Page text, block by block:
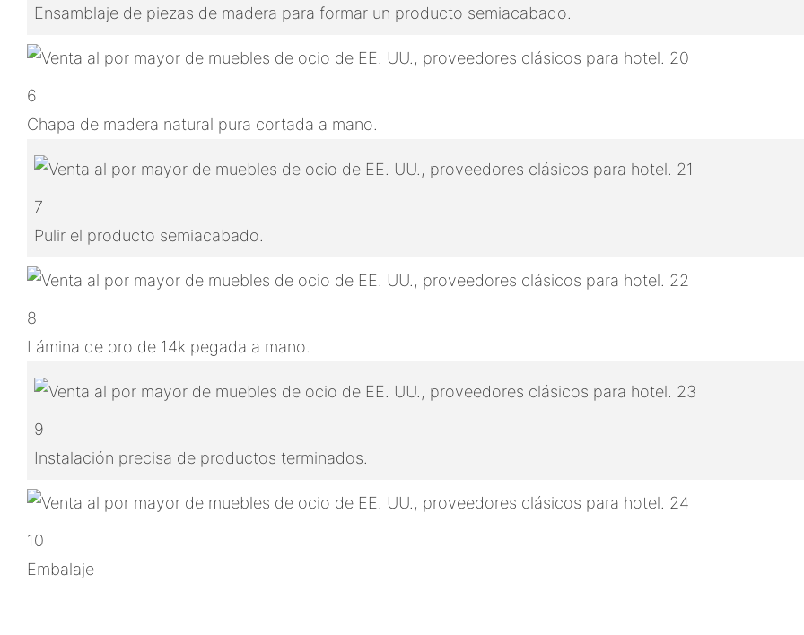
Ensamblaje de piezas de madera para formar un producto semiacabado.
6
Chapa de madera natural pura cortada a mano.
7
Pulir el producto semiacabado.
8
Lámina de oro de 14k pegada a mano.
9
Instalación precisa de productos terminados.
10
Embalaje